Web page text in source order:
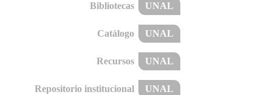
Bibliotecas UNAL
Catálogo UNAL
Recursos UNAL
Repositorio institucional UNAL